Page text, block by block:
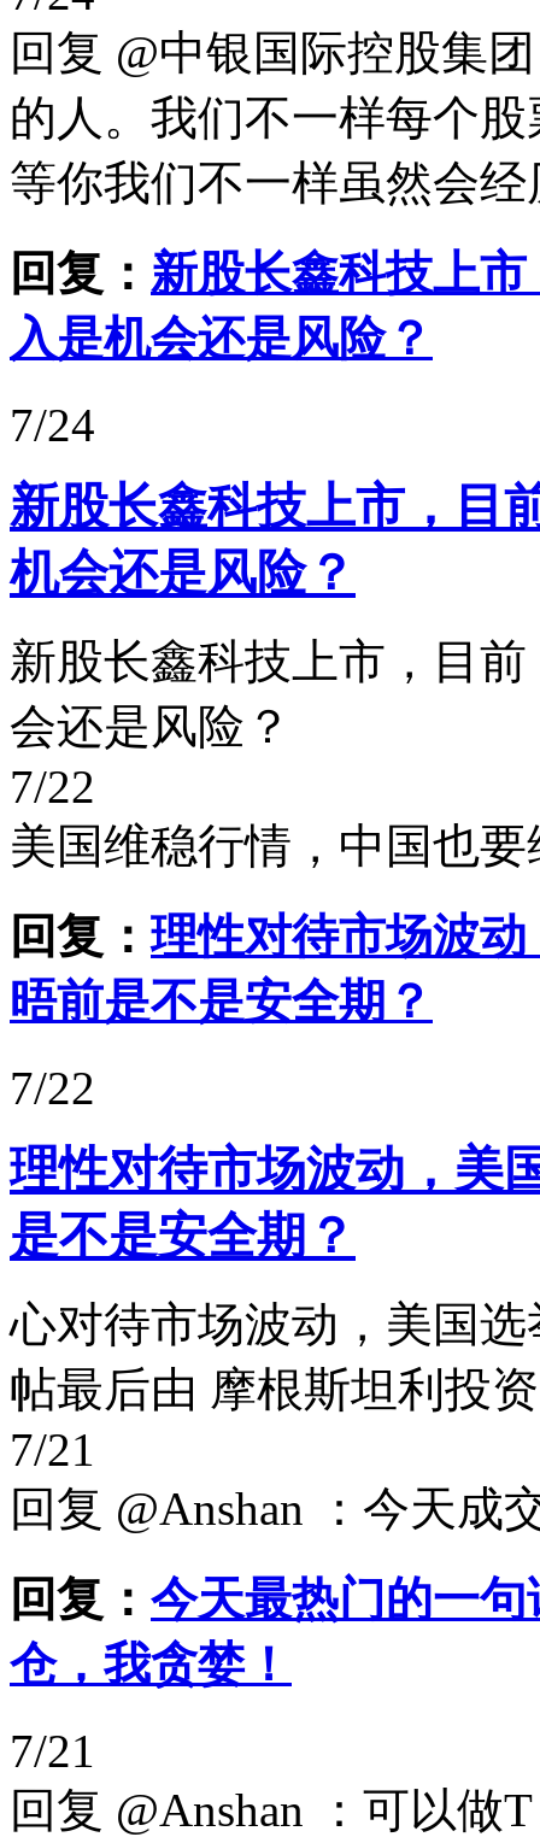
回复 @中银国际控股集
的人。我们不一样每个
等你我们不一样虽然会
回复： 新股长鑫科技上
入是机会还是风险？
7/24
新股长鑫科技上市，目
机会还是风险？
新股长鑫科技上市，目
会还是风险？
7/22
美国维稳行情，中国也
回复：理性对待市场波
晤前是不是安全期？
7/22
理性对待市场波动，美
是不是安全期？
心对待市场波动，美国
帖最后由 摩根斯坦利投
7/21
回复 @Anshan ：今天
回复： 今天最热门的一
仓，我贪婪！
7/21
回复 @Anshan ：可以做T